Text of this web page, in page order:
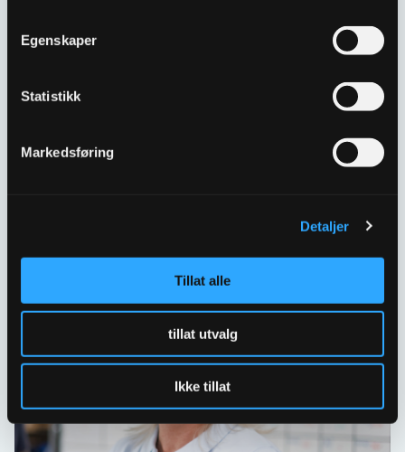
Egenskaper
Statistikk
Markedsføring
Detaljer
Tillat alle
tillat utvalg
Ikke tillat
Kontakt oss
gjerne.